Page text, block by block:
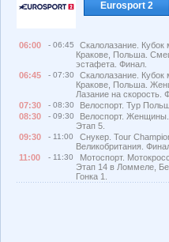
Eurosport 2
06:00 - 06:45
Скалолазание. Кубок
Кракове, Польша.
эстафета. Финал.
06:45
- 07:30
Скалолазание. Кубок
Кракове, Польша.
Лазание на скорость.
07:30
- 08:30
Велоспорт. Тур
08:30
- 09:30
Велоспорт.
Этап 5.
09:30
- 11:00
Снукер. Tour
Великобритания.
11:00
- 11:30
Мотоспорт.
Этап 14 в Ломмеле,
Гонка 1.